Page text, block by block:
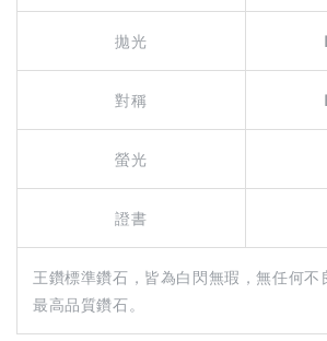
拋光
對稱
螢光
證書
王鑽標準鑽石，皆為白閃無瑕，無任何不
最高品質鑽石。